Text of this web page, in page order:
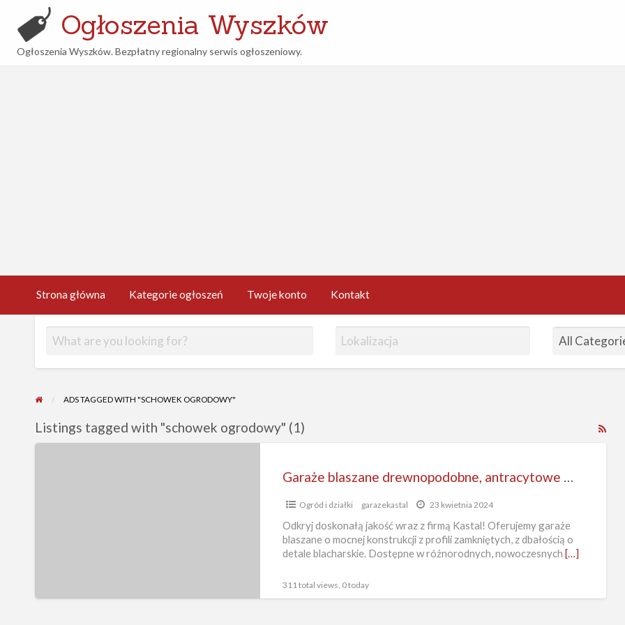
Ogłoszenia Wyszków
Ogłoszenia Wyszków. Bezpłatny regionalny serwis ogłoszeniowy.
Strona główna Kategorie ogłoszeń Twoje konto Kontakt
ADS TAGGED WITH "SCHOWEK OGRODOWY"
RSS
Listings tagged with "schowek ogrodowy" (1)
Garaże blaszane drewnopodobne, antracytowe od producenta
Ogród i działki garazekastal 23 kwietnia 2024
Odkryj doskonałą jakość wraz z firmą Kastal! Oferujemy garaże
blaszane o mocnej konstrukcji z profili zamkniętych, z dbałością o
detale blacharskie. Dostępne w różnorodnych, nowoczesnych […]
311 total views, 0 today